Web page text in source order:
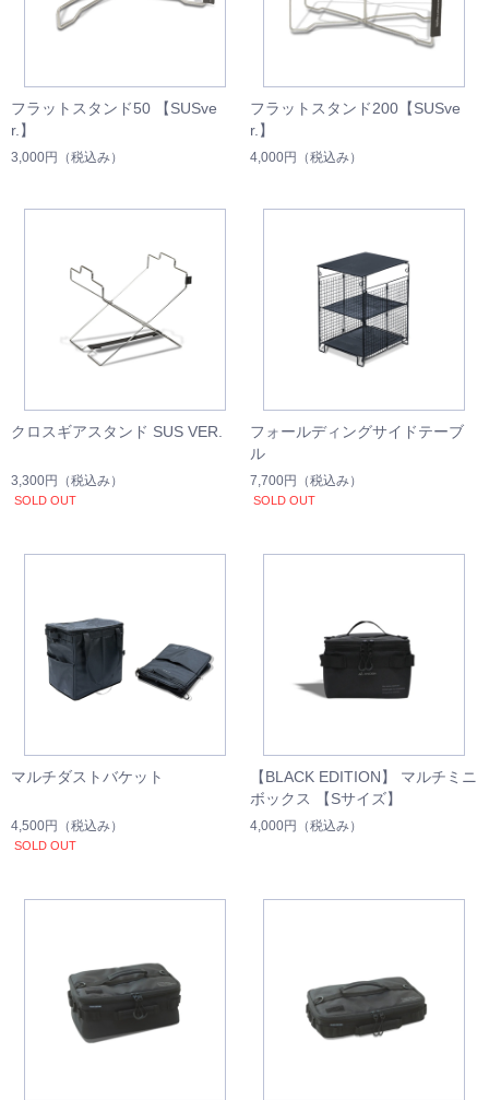
フラットスタンド50 【SUSve
r.】
3,000円 （税込み）
フラットスタンド200【SUSve
r.】
4,000円 （税込み）
クロスギアスタンド SUS VER.
3,300円 （税込み）
SOLD OUT
フォールディングサイドテーブ
ル
7,700円 （税込み）
SOLD OUT
マルチダストバケット
4,500円 （税込み）
SOLD OUT
【BLACK EDITION】 マルチミニ
ボックス 【Sサイズ】
4,000円 （税込み）